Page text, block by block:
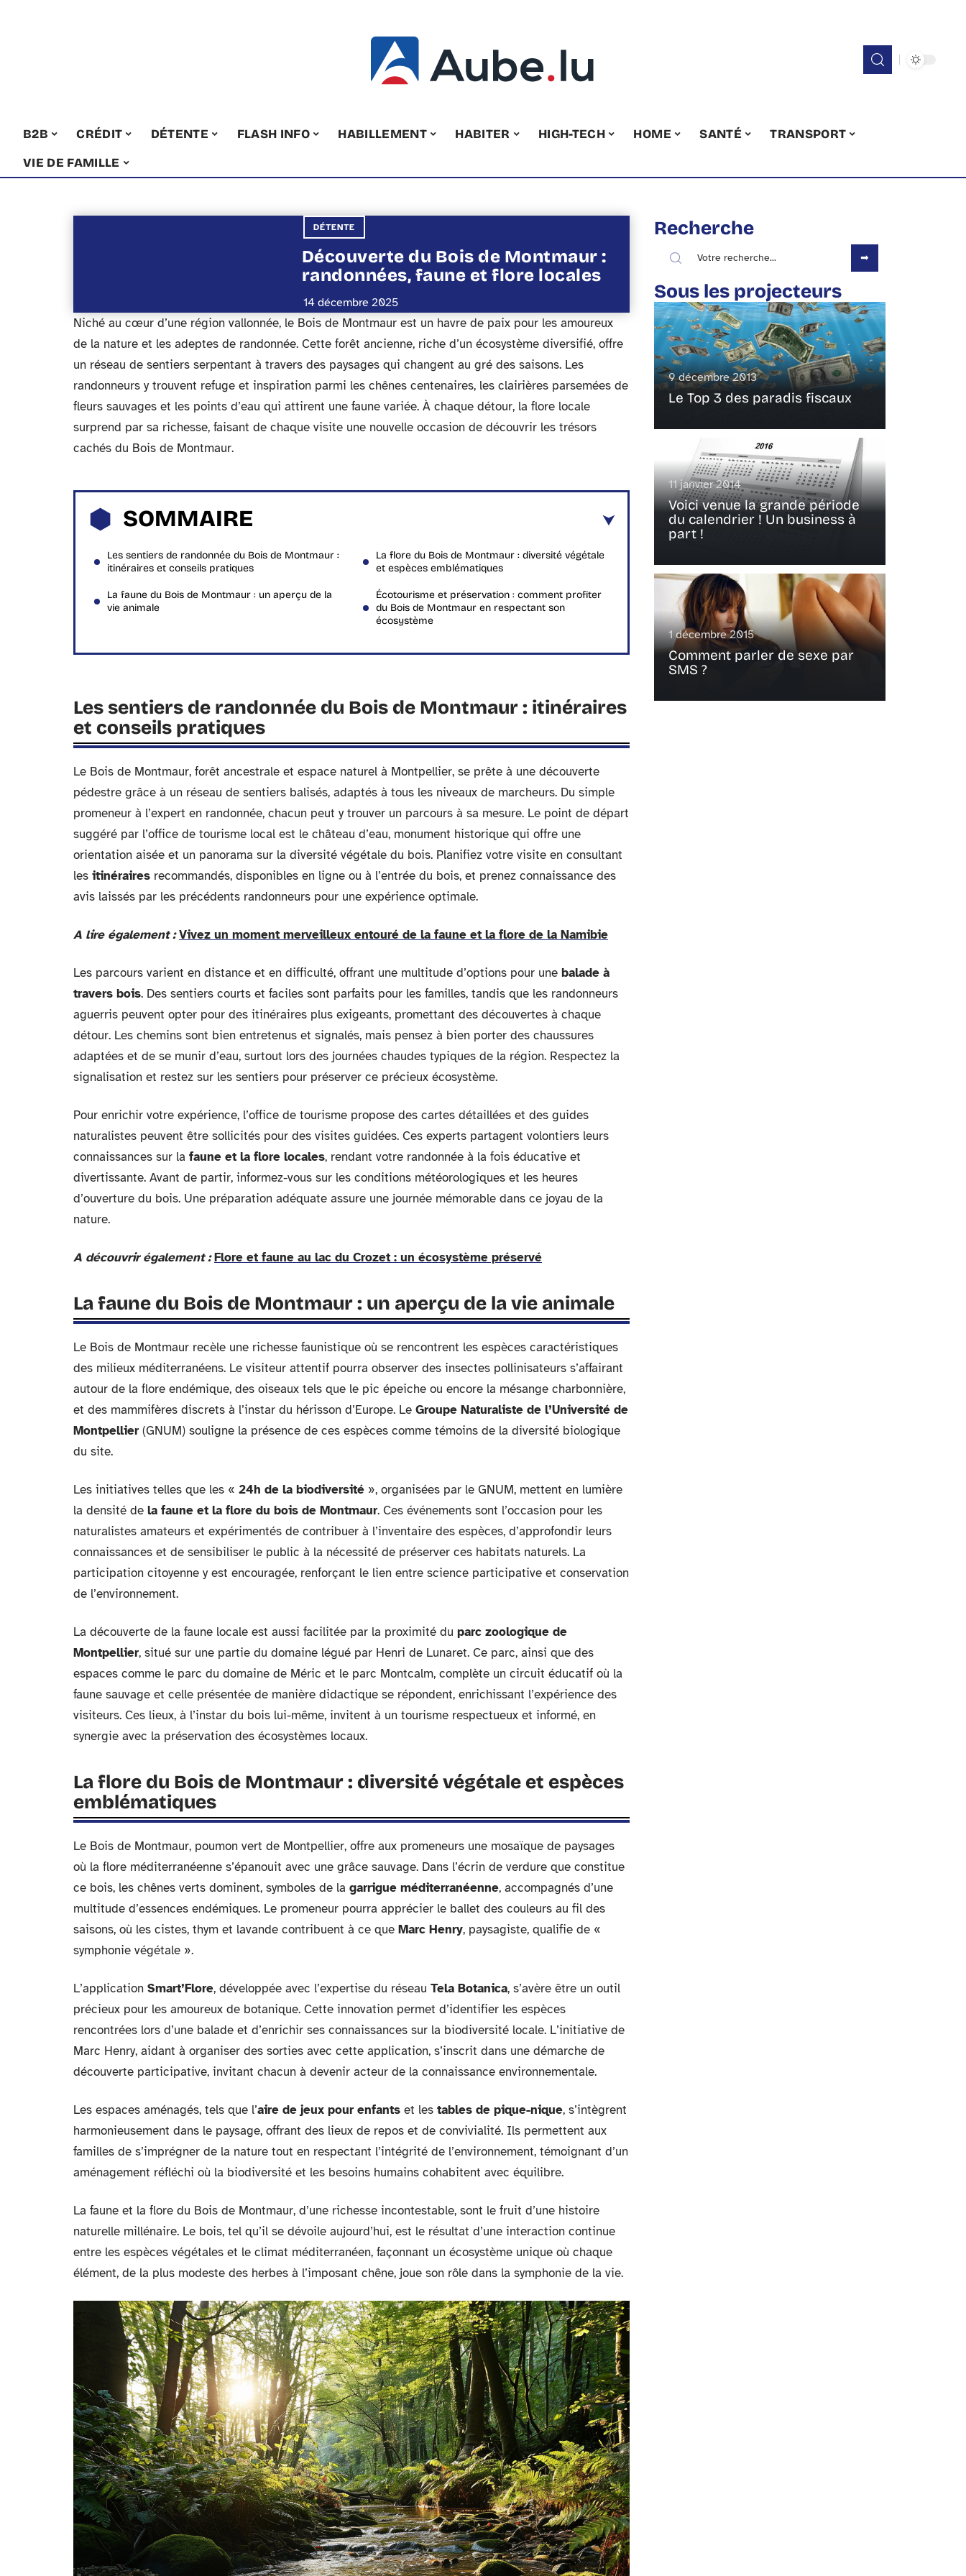
B2B CRÉDIT DÉTENTE FLASH INFO HABILLEMENT HABITER HIGH-TECH HOME SANTÉ
TRANSPORT
VIE DE FAMILLE
DÉTENTE
Découverte du Bois de Montmaur :
randonnées, faune et flore locales
14 décembre 2025
Niché au cœur d’une région vallonnée, le Bois de Montmaur est un havre de paix pour les amoureux
de la nature et les adeptes de randonnée. Cette forêt ancienne, riche d’un écosystème diversifié, offre
un réseau de sentiers serpentant à travers des paysages qui changent au gré des saisons. Les
randonneurs y trouvent refuge et inspiration parmi les chênes centenaires, les clairières parsemées de
fleurs sauvages et les points d’eau qui attirent une faune variée. À chaque détour, la flore locale
surprend par sa richesse, faisant de chaque visite une nouvelle occasion de découvrir les trésors
cachés du Bois de Montmaur.
SOMMAIRE
Les sentiers de randonnée du Bois de Montmaur :
itinéraires et conseils pratiques
La faune du Bois de Montmaur : un aperçu de la
vie animale
La flore du Bois de Montmaur : diversité végétale
et espèces emblématiques
Écotourisme et préservation : comment profiter
du Bois de Montmaur en respectant son
écosystème
Les sentiers de randonnée du Bois de Montmaur : itinéraires
et conseils pratiques
Le Bois de Montmaur, forêt ancestrale et espace naturel à Montpellier, se prête à une découverte
pédestre grâce à un réseau de sentiers balisés, adaptés à tous les niveaux de marcheurs. Du simple
promeneur à l’expert en randonnée, chacun peut y trouver un parcours à sa mesure. Le point de départ
suggéré par l’office de tourisme local est le château d’eau, monument historique qui offre une
orientation aisée et un panorama sur la diversité végétale du bois. Planifiez votre visite en consultant
les itinéraires recommandés, disponibles en ligne ou à l’entrée du bois, et prenez connaissance des
avis laissés par les précédents randonneurs pour une expérience optimale.
A lire également : Vivez un moment merveilleux entouré de la faune et la flore de la Namibie
Les parcours varient en distance et en difficulté, offrant une multitude d’options pour une balade à
travers bois. Des sentiers courts et faciles sont parfaits pour les familles, tandis que les randonneurs
aguerris peuvent opter pour des itinéraires plus exigeants, promettant des découvertes à chaque
détour. Les chemins sont bien entretenus et signalés, mais pensez à bien porter des chaussures
adaptées et de se munir d’eau, surtout lors des journées chaudes typiques de la région. Respectez la
signalisation et restez sur les sentiers pour préserver ce précieux écosystème.
Pour enrichir votre expérience, l’office de tourisme propose des cartes détaillées et des guides
naturalistes peuvent être sollicités pour des visites guidées. Ces experts partagent volontiers leurs
connaissances sur la faune et la flore locales, rendant votre randonnée à la fois éducative et
divertissante. Avant de partir, informez-vous sur les conditions météorologiques et les heures
d’ouverture du bois. Une préparation adéquate assure une journée mémorable dans ce joyau de la
nature.
A découvrir également : Flore et faune au lac du Crozet : un écosystème préservé
La faune du Bois de Montmaur : un aperçu de la vie animale
Le Bois de Montmaur recèle une richesse faunistique où se rencontrent les espèces caractéristiques
des milieux méditerranéens. Le visiteur attentif pourra observer des insectes pollinisateurs s’affairant
autour de la flore endémique, des oiseaux tels que le pic épeiche ou encore la mésange charbonnière,
et des mammifères discrets à l’instar du hérisson d’Europe. Le Groupe Naturaliste de l’Université de
Montpellier (GNUM) souligne la présence de ces espèces comme témoins de la diversité biologique
du site.
Les initiatives telles que les « 24h de la biodiversité », organisées par le GNUM, mettent en lumière
la densité de la faune et la flore du bois de Montmaur. Ces événements sont l’occasion pour les
naturalistes amateurs et expérimentés de contribuer à l’inventaire des espèces, d’approfondir leurs
connaissances et de sensibiliser le public à la nécessité de préserver ces habitats naturels. La
participation citoyenne y est encouragée, renforçant le lien entre science participative et conservation
de l’environnement.
La découverte de la faune locale est aussi facilitée par la proximité du parc zoologique de
Montpellier, situé sur une partie du domaine légué par Henri de Lunaret. Ce parc, ainsi que des
espaces comme le parc du domaine de Méric et le parc Montcalm, complète un circuit éducatif où la
faune sauvage et celle présentée de manière didactique se répondent, enrichissant l’expérience des
visiteurs. Ces lieux, à l’instar du bois lui-même, invitent à un tourisme respectueux et informé, en
synergie avec la préservation des écosystèmes locaux.
La flore du Bois de Montmaur : diversité végétale et espèces
emblématiques
Le Bois de Montmaur, poumon vert de Montpellier, offre aux promeneurs une mosaïque de paysages
où la flore méditerranéenne s’épanouit avec une grâce sauvage. Dans l’écrin de verdure que constitue
ce bois, les chênes verts dominent, symboles de la garrigue méditerranéenne, accompagnés d’une
multitude d’essences endémiques. Le promeneur pourra apprécier le ballet des couleurs au fil des
saisons, où les cistes, thym et lavande contribuent à ce que Marc Henry, paysagiste, qualifie de «
symphonie végétale ».
L’application Smart’Flore, développée avec l’expertise du réseau Tela Botanica, s’avère être un outil
précieux pour les amoureux de botanique. Cette innovation permet d’identifier les espèces
rencontrées lors d’une balade et d’enrichir ses connaissances sur la biodiversité locale. L’initiative de
Marc Henry, aidant à organiser des sorties avec cette application, s’inscrit dans une démarche de
découverte participative, invitant chacun à devenir acteur de la connaissance environnementale.
Les espaces aménagés, tels que l’aire de jeux pour enfants et les tables de pique-nique, s’intègrent
harmonieusement dans le paysage, offrant des lieux de repos et de convivialité. Ils permettent aux
familles de s’imprégner de la nature tout en respectant l’intégrité de l’environnement, témoignant d’un
aménagement réfléchi où la biodiversité et les besoins humains cohabitent avec équilibre.
La faune et la flore du Bois de Montmaur, d’une richesse incontestable, sont le fruit d’une histoire
naturelle millénaire. Le bois, tel qu’il se dévoile aujourd’hui, est le résultat d’une interaction continue
entre les espèces végétales et le climat méditerranéen, façonnant un écosystème unique où chaque
élément, de la plus modeste des herbes à l’imposant chêne, joue son rôle dans la symphonie de la vie.
Recherche
Sous les projecteurs
9 décembre 2013
Le Top 3 des paradis fiscaux
11 janvier 2014
Voici venue la grande période
du calendrier ! Un business à
part !
1 décembre 2015
Comment parler de sexe par
SMS ?